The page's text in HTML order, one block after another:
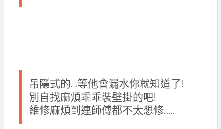
吊隱式的…等他會漏水你就知道了!
別自找麻煩乖乖裝壁掛的吧!
維修麻煩到連師傅都不太想修…..